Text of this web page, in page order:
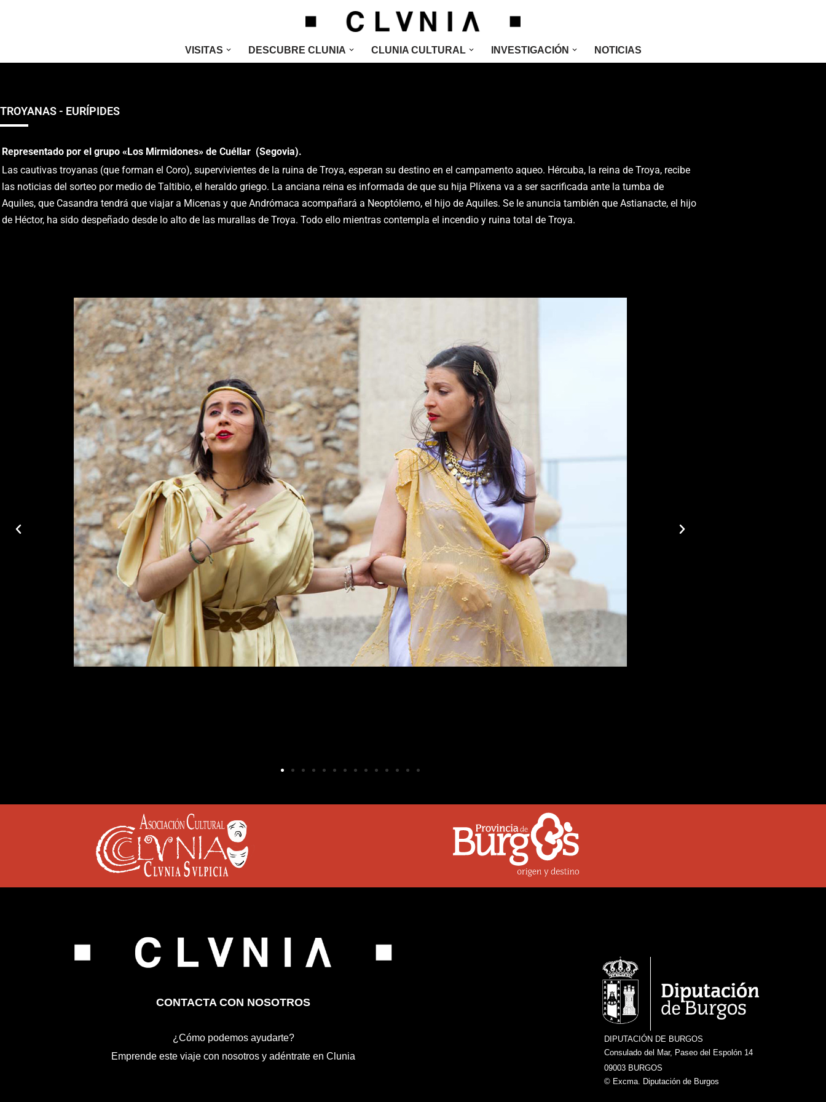
VISITAS DESCUBRE CLUNIA CLUNIA CULTURAL INVESTIGACIÓN NOTICIAS
TROYANAS - EURÍPIDES
Representado por el grupo «Los Mirmidones» de Cuéllar (Segovia).
Las cautivas troyanas (que forman el Coro), supervivientes de la ruina de Troya, esperan su destino en el campamento aqueo. Hércuba, la reina de Troya, recibe
las noticias del sorteo por medio de Taltibio, el heraldo griego. La anciana reina es informada de que su hija Plíxena va a ser sacrificada ante la tumba de
Aquiles, que Casandra tendrá que viajar a Micenas y que Andrómaca acompañará a Neoptólemo, el hijo de Aquiles. Se le anuncia también que Astianacte, el hijo
de Héctor, ha sido despeñado desde lo alto de las murallas de Troya. Todo ello mientras contempla el incendio y ruina total de Troya.
CONTACTA CON NOSOTROS
¿Cómo podemos ayudarte?
Emprende este viaje con nosotros y adéntrate en Clunia
DIPUTACIÓN DE BURGOS
Consulado del Mar, Paseo del Espolón 14
09003 BURGOS
© Excma. Diputación de Burgos